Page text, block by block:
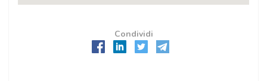
Condividi